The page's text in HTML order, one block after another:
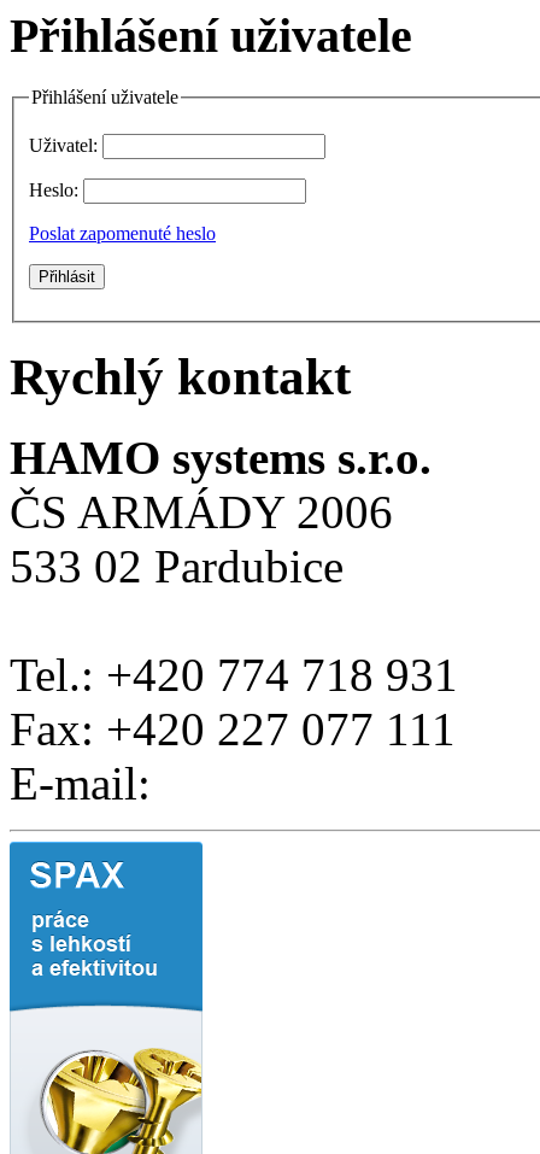
Přihlášení uživatele
Přihlášení uživatele
Uživatel:
Heslo:
Poslat zapomenuté heslo
Rychlý kontakt
HAMO systems s.r.o.
ČS ARMÁDY 2006
533 02 Pardubice
Tel.: +420 774 718 931
Fax: +420 227 077 111
E-mail: